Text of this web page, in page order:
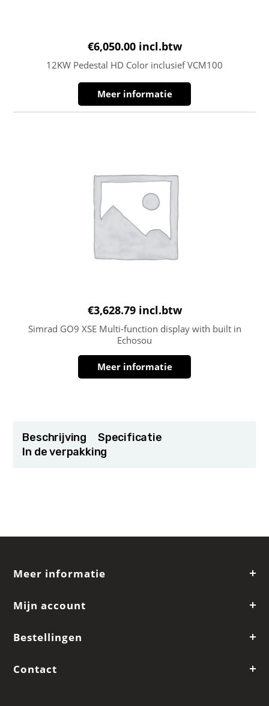
€6,050.00 incl.btw
12KW Pedestal HD Color inclusief VCM100
Meer informatie
€3,628.79 incl.btw
Simrad GO9 XSE Multi-function display with built in
Echosou
Meer informatie
Beschrijving
Specificatie
In de verpakking
Meer informatie
Mijn account
Bestellingen
Contact